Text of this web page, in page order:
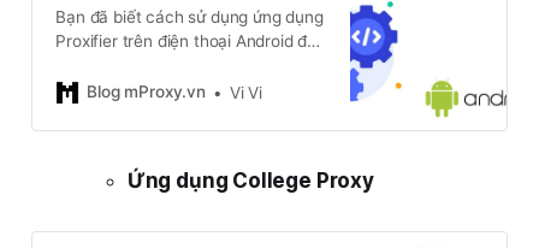
Bạn đã biết cách sử dụng ứng dụng
Proxifier trên điện thoại Android để
hãy theo dõi bài viết này để thao
Blog mProxy.vn Vi Vi
Ứng dụng College Proxy